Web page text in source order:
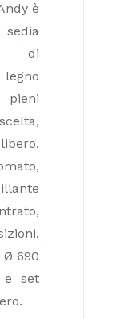
è
di
legno
Ø 690
e set